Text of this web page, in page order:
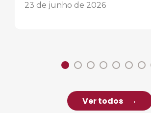
23 de junho de 2026
Ver todos